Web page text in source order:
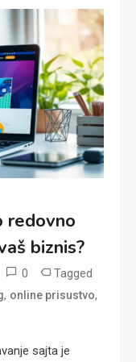
redovno
biznis?
0 Tagged
, online prisustvo,
sajta je